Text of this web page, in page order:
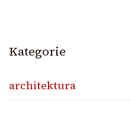
Kategorie
architektura